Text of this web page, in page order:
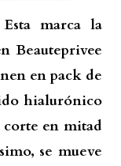
marca la
Beauteprivee
en pack de
hialurónico
en mitad
se mueve